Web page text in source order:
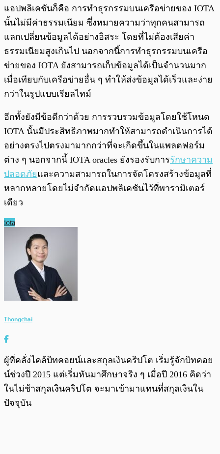
แอปพลิเคชันก็คือ การทำธุรกรรมบนเครือข่ายของ IOTA
นั้นไม่มีค่าธรรมเนียม ซึ่งหมายความว่าทุกคนสามารถ
แลกเปลี่ยนข้อมูลได้อย่างอิสระ โดยที่ไม่ต้องเสียค่า
ธรรมเนียมสูงเกินไป นอกจากนี้การทำธุรกรรมบนเครือ
ข่ายของ IOTA ยังสามารถเก็บข้อมูลได้เป็นจำนวนมาก
เมื่อเทียบกับเครือข่ายอื่น ๆ ทำให้ส่งข้อมูลได้เร็วและง่าย
กว่าในรูปแบบเรียลไทม์
อีกทั้งยังมีข้อดีกว่าด้วย การรวบรวมข้อมูลโดยใช้โหนด
IOTA นั้นมีประสิทธิภาพมากทำให้สามารถดำเนินการได้
อย่างตรงไปตรงมามากกว่าที่จะเกิดขึ้นในแพลตฟอร์ม
ต่าง ๆ นอกจากนี้ IOTA oracles ยังรองรับการรักษาความ
ปลอดภัยและความสามารถในการจัดโครงสร้างข้อมูลที่
หลากหลายโดยไม่จำกัดแอปพลิเคชันไว้ที่พารามิเตอร์
เดียว
iota
Thongchai
ผู้ที่คลั่งไคล้บิทคอยน์และสกุลเงินคริปโต เริ่มรู้จักบิทคอย
น์ช่วงปี 2015 แต่เริ่มหันมาศึกษาจริง ๆ เมื่อปี 2016 คิดว่า
ในไม่ช้าสกุลเงินคริปโต จะมาเข้ามาแทนที่สกุลเงินใน
ปัจจุบัน